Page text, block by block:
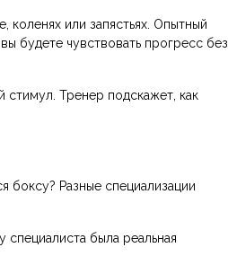
коленях или запястьях. Опытный
будете чувствовать прогресс без
Тренер подскажет, как
боксу? Разные специализации
была реальная